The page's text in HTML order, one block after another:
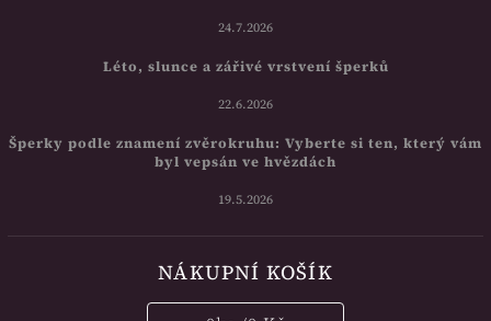
24.7.2026
Léto, slunce a zářivé vrstvení šperků
22.6.2026
Šperky podle znamení zvěrokruhu: Vyberte si ten, který vám
byl vepsán ve hvězdách
19.5.2026
NÁKUPNÍ KOŠÍK